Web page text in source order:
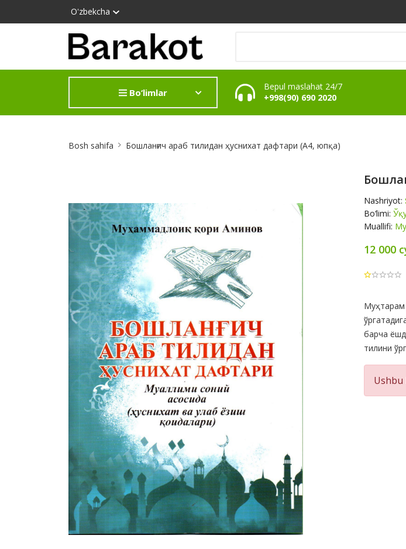
O'zbekcha
Bo‘limlar
Bepul maslahat 24/7
+998(90) 690 2020
Bosh sahifa Бошланғич араб тилидан ҳуснихат дафтари (А4, юпқа)
Nashriyot:
Bo‘limi:
Muallifi:
12 000
Муҳтарам
барча
тилини
Ushbu